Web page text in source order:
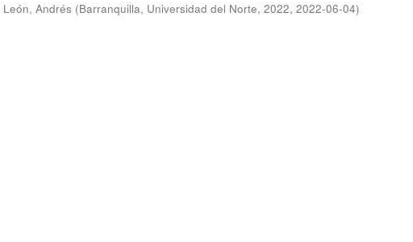
León, Andrés (Barranquilla, Universidad del Norte, 2022, 2022-06-04)